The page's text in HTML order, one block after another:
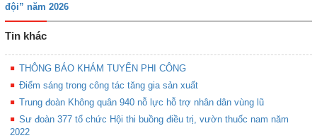
đội” năm 2026
Tin khác
THÔNG BÁO KHÁM TUYỂN PHI CÔNG
Điểm sáng trong công tác tăng gia sản xuất
Trung đoàn Không quân 940 nỗ lực hỗ trợ nhân dân vùng lũ
Sư đoàn 377 tổ chức Hội thi buồng điều trị, vườn thuốc nam năm
2022